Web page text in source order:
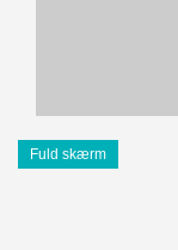
Fuld skærm